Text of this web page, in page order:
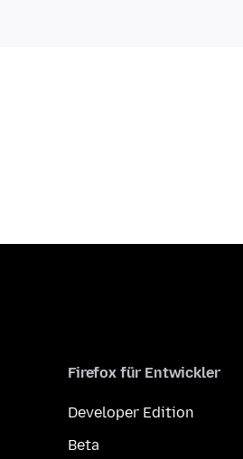
Firefox für Entwickler
Developer Edition
Beta